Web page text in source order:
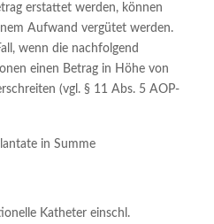
erstattet werden, können
Aufwand vergütet werden.
wenn die nachfolgend
einen Betrag in Höhe von
(vgl. § 11 Abs. 5 AOP-
in Summe
Katheter einschl.